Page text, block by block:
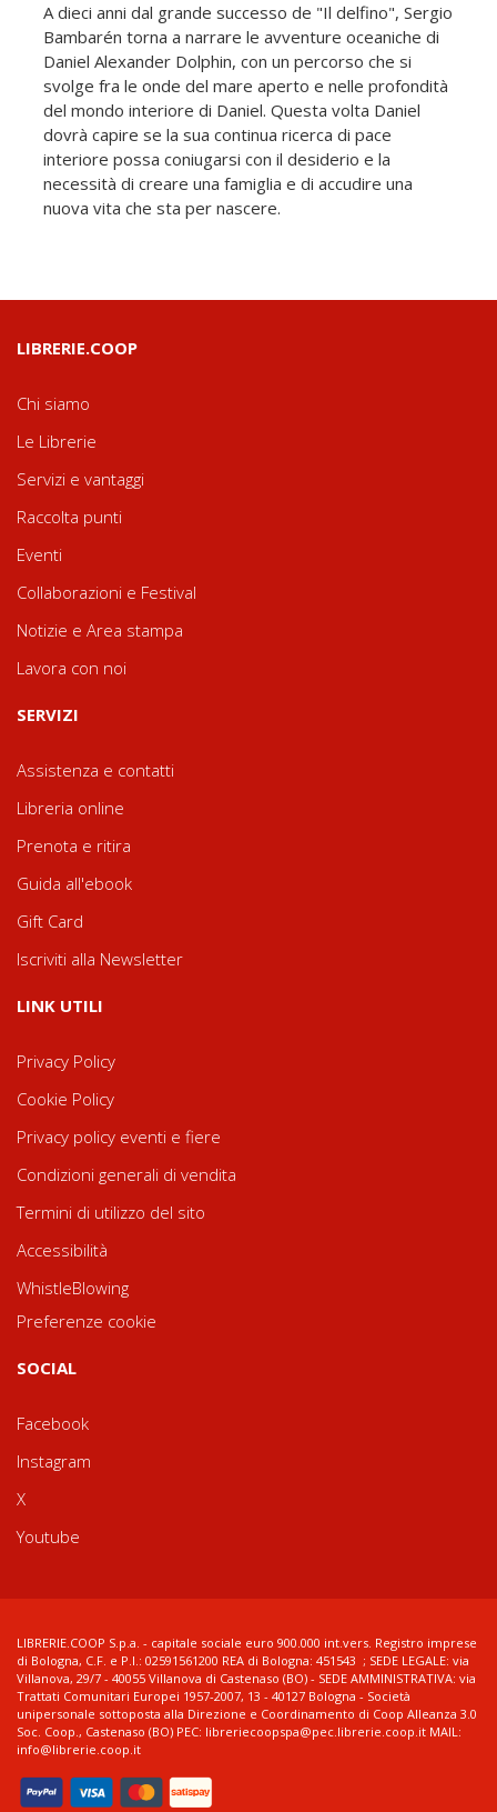
A dieci anni dal grande successo de "Il delfino", Sergio
Bambarén torna a narrare le avventure oceaniche di
Daniel Alexander Dolphin, con un percorso che si
svolge fra le onde del mare aperto e nelle profondità
del mondo interiore di Daniel. Questa volta Daniel
dovrà capire se la sua continua ricerca di pace
interiore possa coniugarsi con il desiderio e la
necessità di creare una famiglia e di accudire una
nuova vita che sta per nascere.
LIBRERIE.COOP
Chi siamo
Le Librerie
Servizi e vantaggi
Raccolta punti
Eventi
Collaborazioni e Festival
Notizie e Area stampa
Lavora con noi
SERVIZI
Assistenza e contatti
Libreria online
Prenota e ritira
Guida all'ebook
Gift Card
Iscriviti alla Newsletter
LINK UTILI
Privacy Policy
Cookie Policy
Privacy policy eventi e fiere
Condizioni generali di vendita
Termini di utilizzo del sito
Accessibilità
WhistleBlowing
Preferenze cookie
SOCIAL
Facebook
Instagram
X
Youtube
LIBRERIE.COOP S.p.a. - capitale sociale euro 900.000 int.vers. Registro imprese
di Bologna, C.F. e P.I.: 02591561200 REA di Bologna: 451543 ; SEDE LEGALE: via
Villanova, 29/7 - 40055 Villanova di Castenaso (BO) - SEDE AMMINISTRATIVA: via
Trattati Comunitari Europei 1957-2007, 13 - 40127 Bologna - Società
unipersonale sottoposta alla Direzione e Coordinamento di Coop Alleanza 3.0
Soc. Coop., Castenaso (BO) PEC: libreriecoopspa@pec.librerie.coop.it MAIL:
info@librerie.coop.it